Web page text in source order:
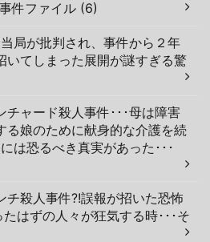
件ファイル (6)
局が批判され、事件から２年
いてしまった展開が謎すぎる驚
チャード殺人事件･･･母は障害
る娘のために献身的な介護を続
は恐るべき真実があった･･･
チ殺人事件?!誤報が招いた恐怖
はずの人々が狂気する時･･･そ